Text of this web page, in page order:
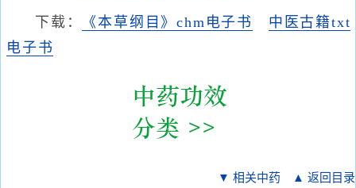
下载： 《本草纲目》chm电子书
中医古籍txt
电子书
▼ 相关中药 ▲ 返回目录